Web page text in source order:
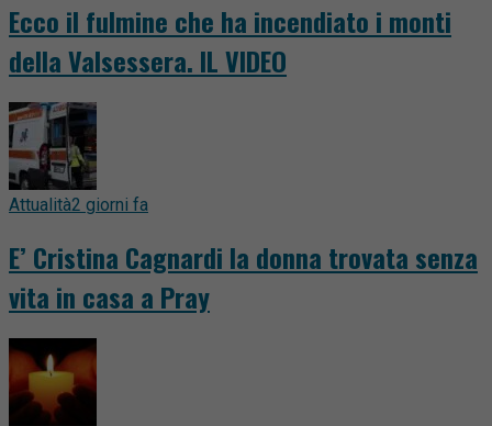
Ecco il fulmine che ha incendiato i monti
della Valsessera. IL VIDEO
Attualità2 giorni fa
E’ Cristina Cagnardi la donna trovata senza
vita in casa a Pray